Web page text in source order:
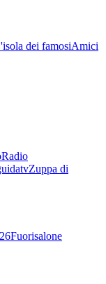
dei famosiAmici
Radio
Zuppa di
Fuorisalone